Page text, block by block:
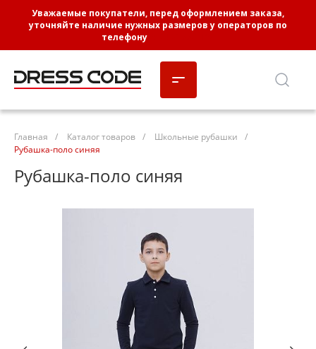
Уважаемые покупатели, перед оформлением заказа,
уточняйте наличие нужных размеров у операторов по
телефону
Главная / Каталог товаров / Школьные рубашки
/
Рубашка-поло синяя
Рубашка-поло синяя